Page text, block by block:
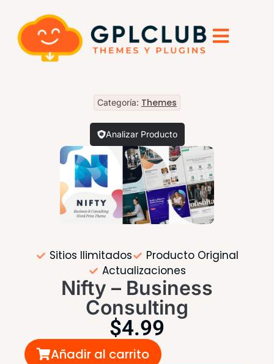
Categoría: Themes
Analizar Producto
Sitios Ilimitados
Producto Original
Actualizaciones
Nifty – Business
Consulting
$4.99
Añadir al carrito